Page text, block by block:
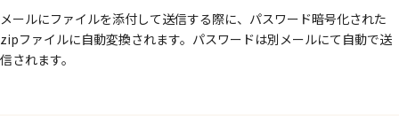
メールにファイルを添付して送信する際に、パスワード暗号化された
zipファイルに自動変換されます。パスワードは別メールにて自動で送
信されます。